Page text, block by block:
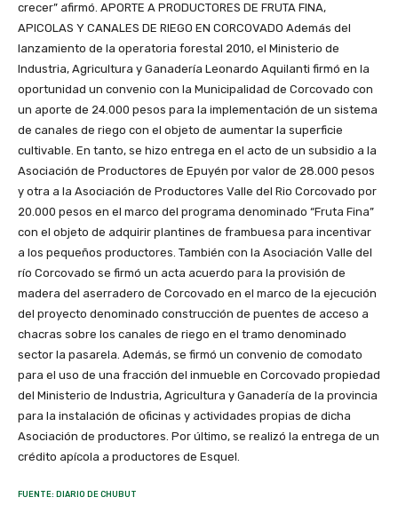
crecer” afirmó. APORTE A PRODUCTORES DE FRUTA FINA,
APICOLAS Y CANALES DE RIEGO EN CORCOVADO Además del
lanzamiento de la operatoria forestal 2010, el Ministerio de
Industria, Agricultura y Ganadería Leonardo Aquilanti firmó en la
oportunidad un convenio con la Municipalidad de Corcovado con
un aporte de 24.000 pesos para la implementación de un sistema
de canales de riego con el objeto de aumentar la superficie
cultivable. En tanto, se hizo entrega en el acto de un subsidio a la
Asociación de Productores de Epuyén por valor de 28.000 pesos
y otra a la Asociación de Productores Valle del Rio Corcovado por
20.000 pesos en el marco del programa denominado “Fruta Fina”
con el objeto de adquirir plantines de frambuesa para incentivar
a los pequeños productores. También con la Asociación Valle del
río Corcovado se firmó un acta acuerdo para la provisión de
madera del aserradero de Corcovado en el marco de la ejecución
del proyecto denominado construcción de puentes de acceso a
chacras sobre los canales de riego en el tramo denominado
sector la pasarela. Además, se firmó un convenio de comodato
para el uso de una fracción del inmueble en Corcovado propiedad
del Ministerio de Industria, Agricultura y Ganadería de la provincia
para la instalación de oficinas y actividades propias de dicha
Asociación de productores. Por último, se realizó la entrega de un
crédito apícola a productores de Esquel.
FUENTE: DIARIO DE CHUBUT